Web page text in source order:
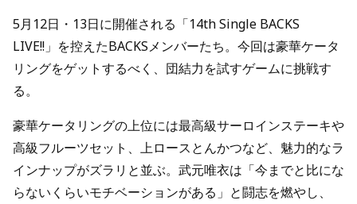
5月12日・13日に開催される「14th Single BACKS
LIVE!!」を控えたBACKSメンバーたち。今回は豪華ケータ
リングをゲットするべく、団結力を試すゲームに挑戦す
る。
豪華ケータリングの上位には最高級サーロインステーキや
高級フルーツセット、上ロースとんかつなど、魅力的なラ
インナップがズラリと並ぶ。武元唯衣は「今までと比にな
らないくらいモチベーションがある」と闘志を燃やし、